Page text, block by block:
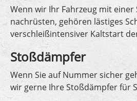
Wenn wir Ihr Fahrzeug mit einer
nachrüsten, gehören lästiges
verschleißintensiver Kaltstart
Stoßdämpfer
Wenn Sie auf Nummer sicher
wir gerne Ihre Stoßdämpfer für